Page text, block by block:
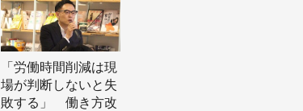
「労働時間削減は現
場が判断しないと失
敗する」 働き方改